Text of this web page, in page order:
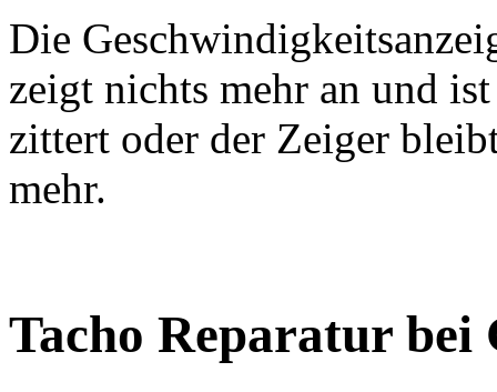
Die
zeigt nichts mehr an und
zittert oder der Zeiger
mehr.
Tacho Reparatur bei